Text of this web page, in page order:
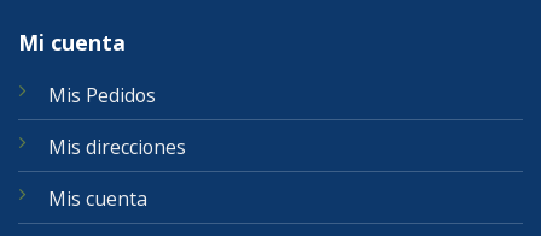
Mi cuenta
Mis Pedidos
Mis direcciones
Mis cuenta